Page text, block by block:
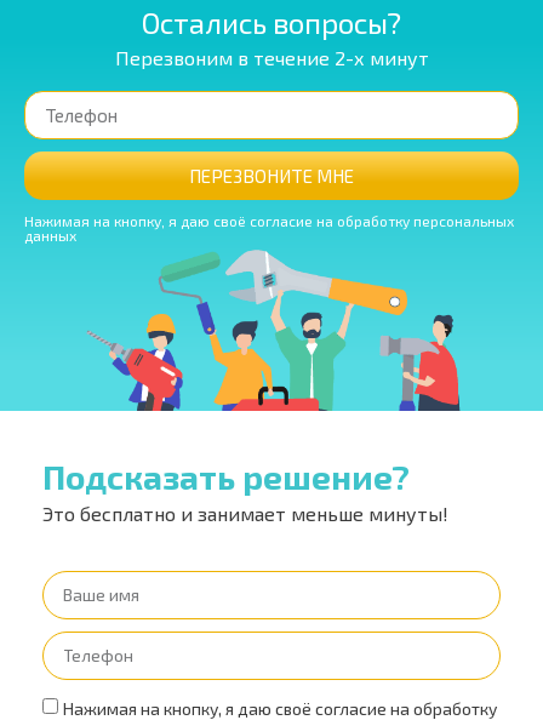
Остались вопросы?
Перезвоним в течение 2-х минут
ПЕРЕЗВОНИТЕ МНЕ
Нажимая на кнопку, я даю своё согласие на обработку персональных
данных
Подсказать решение?
Это бесплатно и занимает меньше минуты!
Нажимая на кнопку, я даю своё согласие на обработку